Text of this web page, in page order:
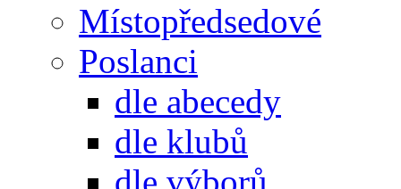
Místopředsedové
Poslanci
dle abecedy
dle klubů
dle výborů